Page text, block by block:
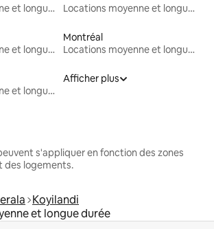
Locations moyenne et longue durée
Locations moyenne et longue durée
Locations moyenne et longue durée
Montréal
Locations moyenne et longue durée
Locations moyenne et longue durée
Afficher plus
s'appliquer en fonction des zones
des logements.
Koyilandi
et longue durée